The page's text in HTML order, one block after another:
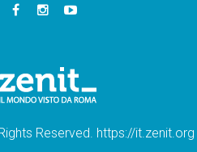
Reserved. https://it.zenit.org